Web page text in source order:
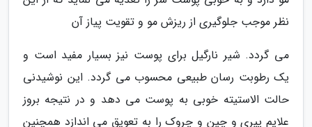
نظر موجب جلوگیری از ریزش مو و تقویت پیاز آن
می گردد. شیر نارگیل برای پوست نیز بسیار مفید است و
یک رطوبت رسان طبیعی محسوب می گردد. این نوشیدنی
حالت الاستیته خوبی به پوست می دهد و در نتیجه بروز
علایم پیری و چین و چروک را به تعویق می اندازد همچنین